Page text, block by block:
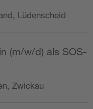
Lüdenscheid
(m/w/d) als SOS-
Zwickau